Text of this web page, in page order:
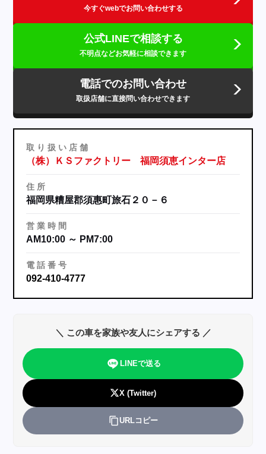
今すぐwebでお問い合わせする
公式LINEで相談する
不明点などお気軽に相談できます
電話でのお問い合わせ
取扱店舗に直接問い合わせできます
取 り 扱 い 店 舗
（株）ＫＳファクトリー 福岡須恵インター店
住 所
福岡県糟屋郡須惠町旅石２０－６
営 業 時 間
AM10:00 ～ PM7:00
電 話 番 号
092-410-4777
＼ この車を家族や友人にシェアする ／
LINEで送る
X (Twitter)
URLコピー